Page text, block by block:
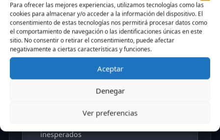
Para ofrecer las mejores experiencias, utilizamos tecnologías como las
cookies para almacenar y/o acceder a la información del dispositivo. El
consentimiento de estas tecnologías nos permitirá procesar datos como
el comportamiento de navegación o las identificaciones únicas en este
sitio. No consentir o retirar el consentimiento, puede afectar
negativamente a ciertas características y funciones.
Aceptar
Denegar
Ver preferencias
Qué se espera de un beta
Ser beta tester no se limita
únicamente a reportar errores. La
inesperados